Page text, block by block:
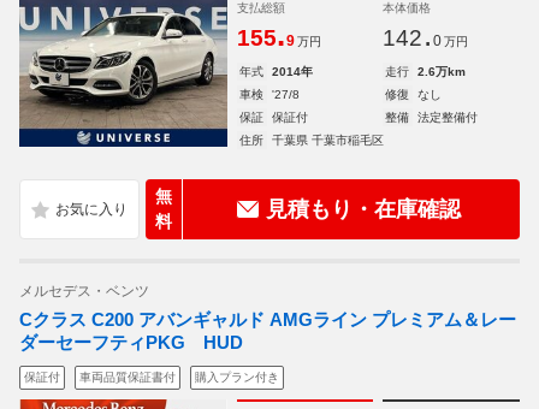
支払総額
155.9 万円
本体価格
142. 0 万円
年式 2014年 走行
2.6万km
車検
'27/8 修復
なし
保証
保証付 整備
法定整備付
住所
千葉県 千葉市稲毛区
無
料
見積もり・在庫確認
メルセデス・ベンツ
Cクラス C200 アバンギャルド AMGライン プレミアム＆レー
ダーセーフティPKG HUD
保証付 車両品質保証書付 購入プラン付き